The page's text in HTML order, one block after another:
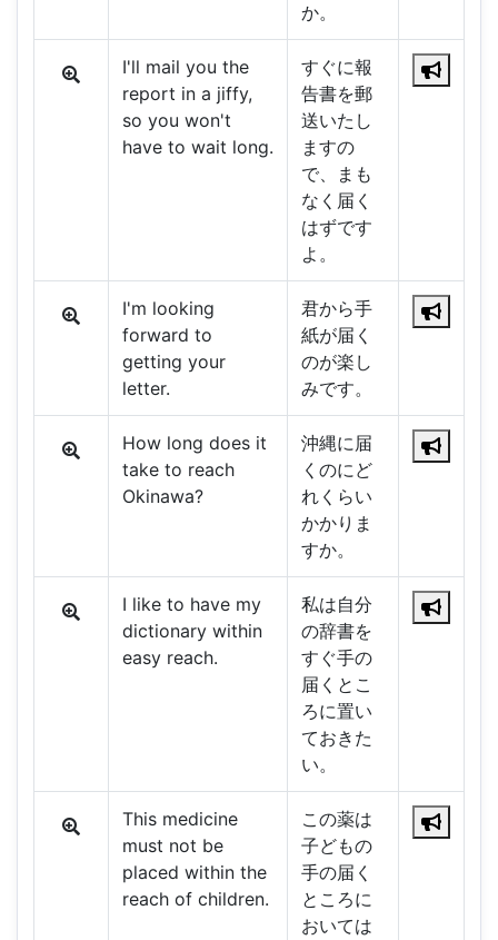
か。
I'll mail you the
report in a jiffy,
so you won't
have to wait long.
すぐに報
告書を郵
送いたし
ますの
で、まも
なく届く
はずです
よ。
I'm looking
forward to
getting your
letter.
君から手
紙が届く
のが楽し
みです。
How long does it
take to reach
Okinawa?
沖縄に届
くのにど
れくらい
かかりま
すか。
I like to have my
dictionary within
easy reach.
私は自分
の辞書を
すぐ手の
届くとこ
ろに置い
ておきた
い。
This medicine
must not be
placed within the
reach of children.
この薬は
子どもの
手の届く
ところに
おいては